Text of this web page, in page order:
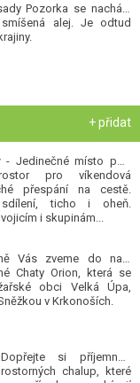
Pozorka se nachází
alej. Je odtud
+ přidat
- Jedinečné místo pod
pro víkendová
přespání na cestě.
sdílení, ticho i oheň.
i skupinám...
Vás zveme do naší
Chaty Orion, která se
obci Velká Úpa,
v Krkonoších.
si příjemnou
chalup, které